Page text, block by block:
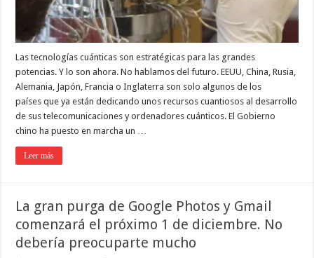
Las tecnologías cuánticas son estratégicas para las grandes
potencias. Y lo son ahora. No hablamos del futuro. EEUU, China, Rusia,
Alemania, Japón, Francia o Inglaterra son solo algunos de los
países que ya están dedicando unos recursos cuantiosos al desarrollo
de sus telecomunicaciones y ordenadores cuánticos. El Gobierno
chino ha puesto en marcha un …
Leer más
La gran purga de Google Photos y Gmail
comenzará el próximo 1 de diciembre. No
debería preocuparte mucho